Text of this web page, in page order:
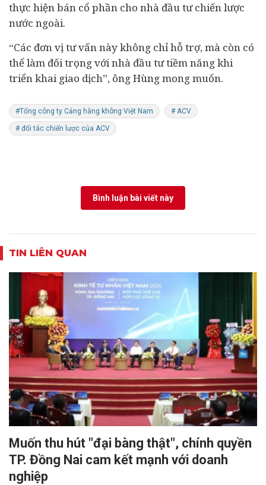
thực hiện bán cổ phần cho nhà đầu tư chiến lược
nước ngoài.
“Các đơn vị tư vấn này không chỉ hỗ trợ, mà còn có
thể làm đối trọng với nhà đầu tư tiềm năng khi
triển khai giao dịch”, ông Hùng mong muốn.
#Tổng công ty Cảng hàng không Việt Nam # ACV
# đối tác chiến lược của ACV
Bình luận bài viết này
TIN LIÊN QUAN
Muốn thu hút "đại bàng thật", chính quyền
TP. Đồng Nai cam kết mạnh với doanh
nghiệp